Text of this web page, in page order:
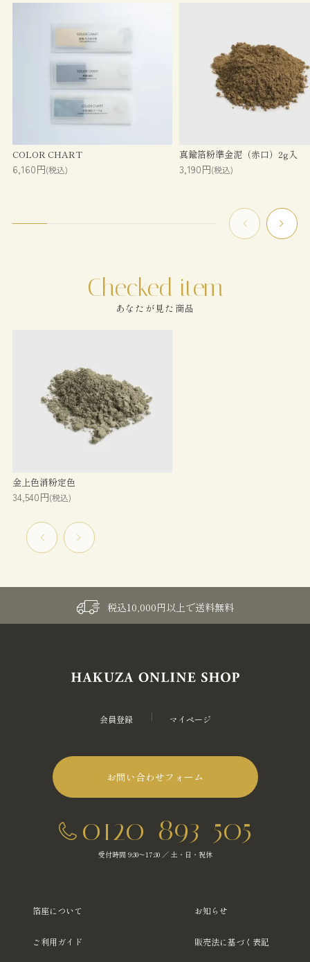
COLOR CHART
6,160円(税込)
真鍮箔粉準金泥（赤口）2g入
3,190円(税込)
あなたが見た商品
金上色消粉定色
34,540円(税込)
税込10,000円以上で送料無料
会員登録 マイページ
お問い合わせフォーム
0120-893-505
受付時間 9:30～17:30 ／ 土・日・祝休
箔座について
ご利用ガイド
お知らせ
販売法に基づく表記